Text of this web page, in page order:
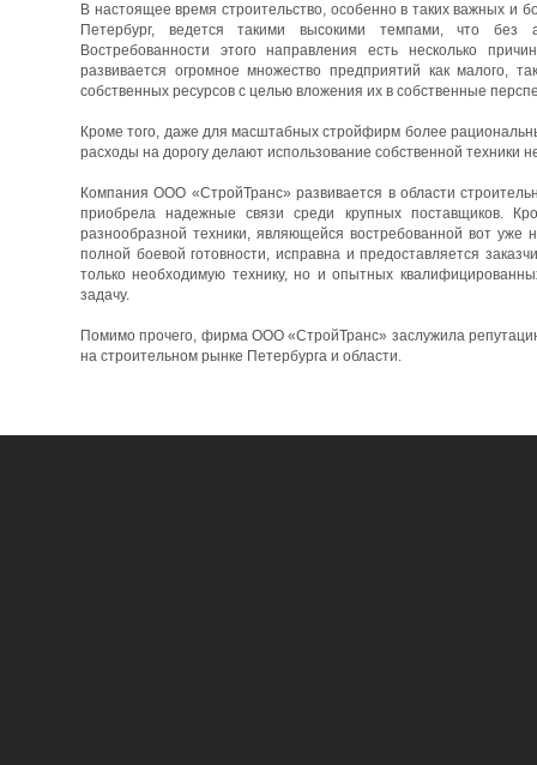
В настоящее время строительство, особенно в таких важных и
Петербург, ведется такими высокими темпами, что без
Востребованности этого направления есть несколько
развивается огромное множество предприятий как малого,
собственных ресурсов с целью вложения их в собственные
Кроме того, даже для масштабных стройфирм более
расходы на дорогу делают использование собственной техники
Компания ООО «СтройТранс» развивается в области
приобрела надежные связи среди крупных поставщиков.
разнообразной техники, являющейся востребованной вот уже
полной боевой готовности, исправна и предоставляется
только необходимую технику, но и опытных
задачу.
Помимо прочего, фирма ООО «СтройТранс» заслужила
на строительном рынке Петербурга и области.